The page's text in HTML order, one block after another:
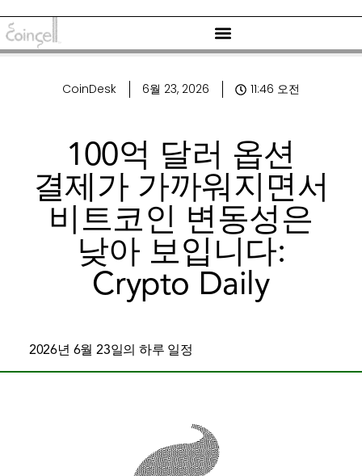
CoinDesk 6월 23, 2026 11:46 오전
100억 달러 옵션
결제가 가까워지면서
비트코인 ​​변동성은
낮아 보입니다:
Crypto Daily
2026년 6월 23일의 하루 일정